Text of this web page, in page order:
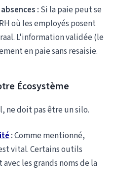
: Si la paie peut se
où les employés posent
L'information validée (le
en paie sans resaisie.
Écosystème
ne doit pas être un silo.
:Comme mentionné,
vital. Certains outils
les grands noms de la